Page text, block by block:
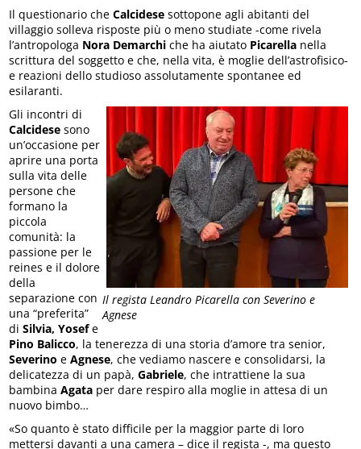
Il questionario che Calcidese sottopone agli abitanti del
villaggio solleva risposte più o meno studiate -come rivela
l’antropologa Nora Demarchi che ha aiutato Picarella nella
scrittura del soggetto e che, nella vita, è moglie dell’astrofisico-
e reazioni dello studioso assolutamente spontanee ed
esilaranti.
Il regista Leandro Picarella con Severino e
Agnese
Gli incontri di
Calcidese sono
un’occasione per
aprire una porta
sulla vita delle
persone che
formano la
piccola
comunità: la
passione per le
reines e il dolore
della
separazione con
una “preferita”
diSilvia, Yosefe
Pino Balicco, la tenerezza di una storia d’amore tra senior,
Severino eAgnese, che vediamo nascere e consolidarsi, la
delicatezza di un papà,Gabriele, che intrattiene la sua
bambinaAgata per dare respiro alla moglie in attesa di un
nuovo bimbo…
«So quanto è stato difficile per la maggior parte di loro
mettersi davanti a una camera – dice il regista -, ma questo